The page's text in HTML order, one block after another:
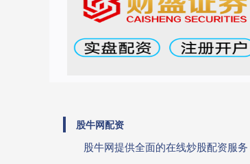
股牛网配资
股牛网提供全面的在线炒股配资服